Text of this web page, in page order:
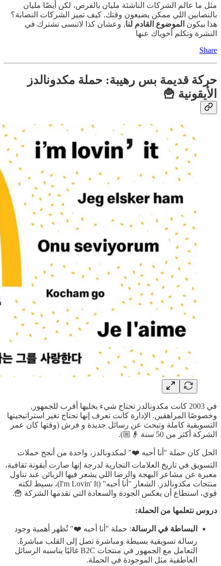
مثل ما عالم الشركات الناشئة مليان بالفرص، لكن أيضًا مليان
بالنصابين اللي ممكن يضيعون وقتك. كيف تميز الشركات النصابة؟
هذا بيكون الموضوع القادم لنا, وعشان كذا لاتنسى تشترك في
النشرة وتكلم أخوياك عنها
Share
حركة قديمة بس رهيبة: حملة مكدونالدز
الأيقونية 🍟
في 2003 كانت مكدونالدز تحتاج شيء يخليها أقرب للجمهور,
وخصوصًا المراهقين. الإدارة كانت تعرف إنها تحتاج تغير استراتيجيتها
التسويقية كاملة وتبحث عن رسائل جديدة و فرش (وقتها كان عمر
الشركة أكثر من 50 سنة 👴🏼).
الحل كان حملة "أنا أحبه ❤️" لمكدونالدز، واحدة من أنجح حملات
التسويق في تاريخ العلامات التجارية لدرجة إنها صارت أيقونة ثقافية،
معبرة عن مشاعر البهجة والرضا اللي يشعر فيها الزبائن عند تناول
منتجات مكدونالدز. الشعار "أنا أحبه" (I'm Lovin' It)، بسيط لكنه
قوي، استطاع أن يعكس الجودة والسعادة التي تقدمها الشركة 🍟.
دروس نتعلمها من الحملة:
البساطة في الرسالة: حملة "أنا أحبه ❤️" تُظهر أهمية وجود
رسالة تسويقية بسيطة ومباشرة تصل إلى القلب مباشرةً.
التعامل مع الجمهور في منتجات B2C غالبًا يناسبه الرسائل
العاطفية مثل الموجودة في الحملة.